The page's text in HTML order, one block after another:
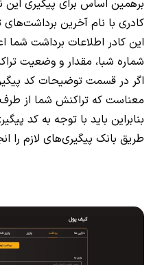
برهمین اساس برای پیگیری
کادری با نام آخرین
این کادر اطلاعات برداشت شما
شماره شبا، مقدار و وضعیت
اگر در قسمت توضیحات کد
معناست که تراکنش شما از
بنابراین باید با توجه به کد
طریق بانک پیگیری‌های لازم را